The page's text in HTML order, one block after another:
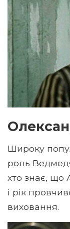
Широку
роль
хто знає, що
і рік
виховання.